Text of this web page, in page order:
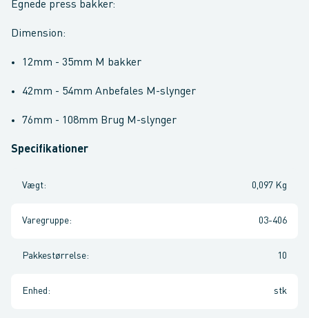
Egnede press bakker:
Dimension:
12mm - 35mm M bakker
42mm - 54mm Anbefales M-slynger
76mm - 108mm Brug M-slynger
Specifikationer
Vægt: 0,097 Kg
Varegruppe: 03-406
Pakkestørrelse: 10
Enhed : stk